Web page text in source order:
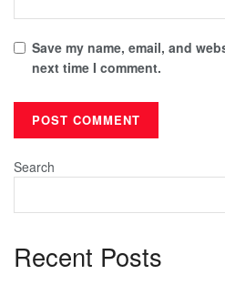
Save my name, email, and
next time I comment.
Search
Recent Posts